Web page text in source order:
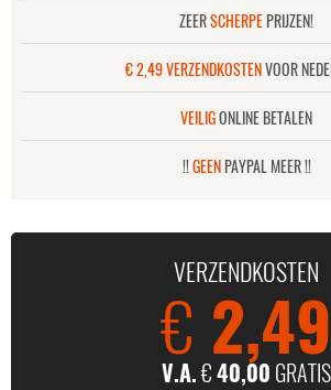
ZEERSCHERPEPRIJZEN!
€ 2,49 VERZENDKOSTENVOOR
VEILIGONLINE BETALEN
!!GEENPAYPAL MEER !!
VERZENDKOSTEN
€ 2,49
V.A.€40,00 GRATIS